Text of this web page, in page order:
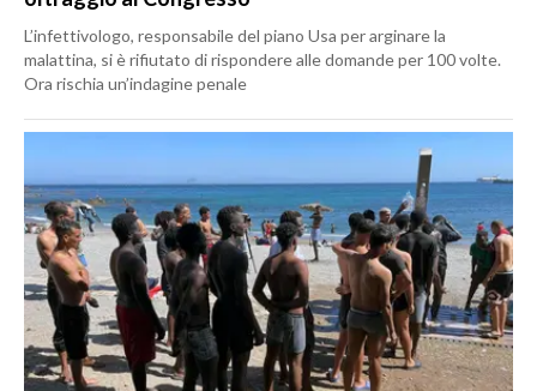
L’infettivologo, responsabile del piano Usa per arginare la
malattina, si è rifiutato di rispondere alle domande per 100 volte.
Ora rischia un’indagine penale